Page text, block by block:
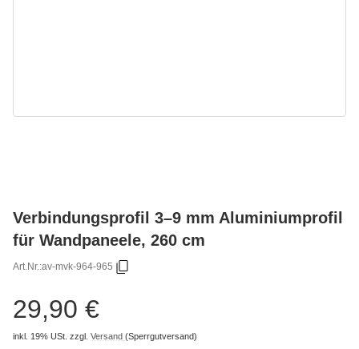
Verbindungsprofil 3–9 mm Aluminiumprofil
für Wandpaneele, 260 cm
Art.Nr.:av-mvk-964-965
29,90 €
inkl. 19% USt. zzgl. Versand (Sperrgutversand)